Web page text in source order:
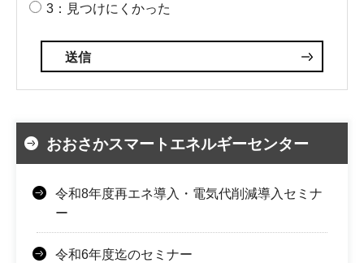
3：見つけにくかった
おおさかスマートエネルギーセンター
令和8年度再エネ導入・電気代削減導入セミナ
ー
令和6年度迄のセミナー